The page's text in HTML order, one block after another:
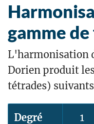
gamme
L'harmonisation
Dorien produit
tétrades)
Degré 1